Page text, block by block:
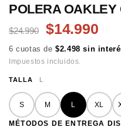
POLERA OAKLEY
$24.990 $14.990
6 cuotas de$2.498 sin
Impuestos incluidos.
TALLA L
S M L XL
MÉTODOS DE ENTREGA